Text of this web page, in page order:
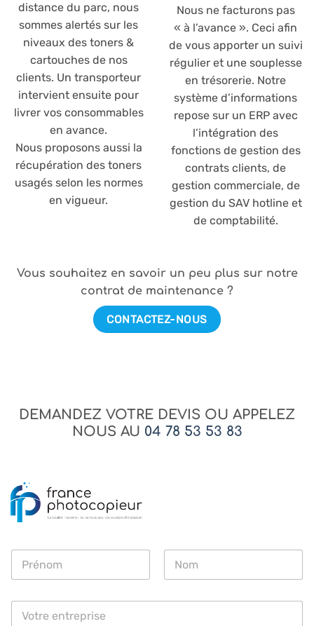
distance du parc, nous
sommes alertés sur les
niveaux des toners &
cartouches de nos
clients. Un transporteur
intervient ensuite pour
livrer vos consommables
en avance.
Nous proposons aussi la
récupération des toners
usagés selon les normes
en vigueur.
Nous ne facturons pas
« à l’avance ». Ceci afin
de vous apporter un suivi
régulier et une souplesse
en trésorerie. Notre
système d’informations
repose sur un ERP avec
l’intégration des
fonctions de gestion des
contrats clients, de
gestion commerciale, de
gestion du SAV hotline et
de comptabilité.
Vous souhaitez en savoir un peu plus sur notre
contrat de maintenance ?
CONTACTEZ-NOUS
DEMANDEZ VOTRE DEVIS OU APPELEZ
NOUS AU 04 78 53 53 83
N
m
E